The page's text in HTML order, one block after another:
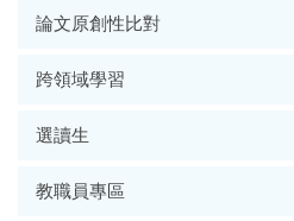
論文原創性比對
跨領域學習
選讀生
教職員專區